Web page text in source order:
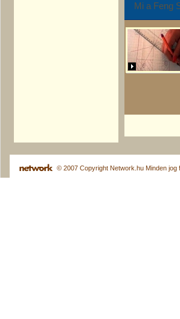
Mi a Feng
© 2007 Copyright Network.hu Minden jog